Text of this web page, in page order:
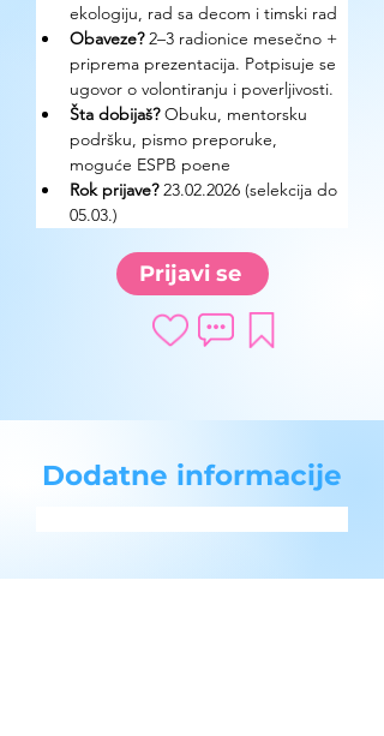
ekologiju, rad sa decom i timski rad
Obaveze? 2–3 radionice mesečno +
priprema prezentacija. Potpisuje se
ugovor o volontiranju i poverljivosti.
Šta dobijaš? Obuku, mentorsku
podršku, pismo preporuke,
moguće ESPB poene
Rok prijave? 23.02.2026 (selekcija do
05.03.)
Prijavi se
Dodatne informacije